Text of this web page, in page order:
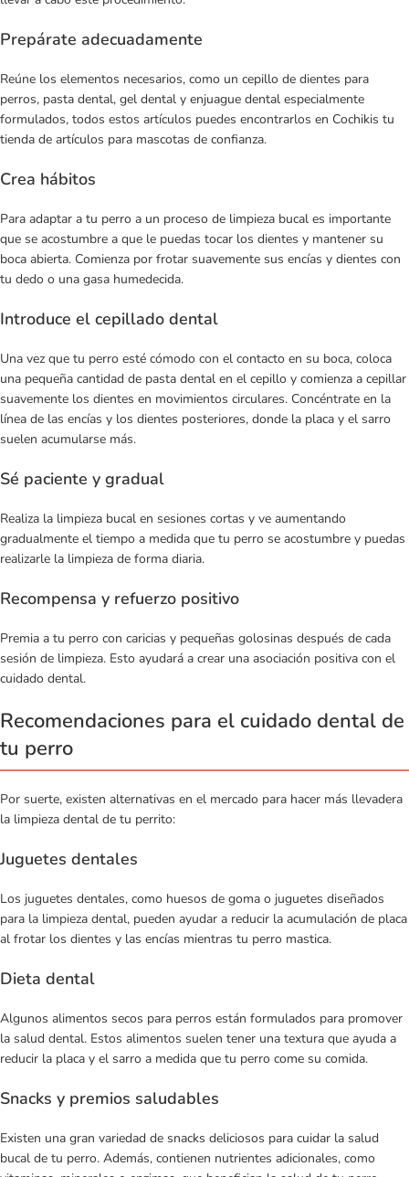
Prepárate adecuadamente
Reúne los elementos necesarios, como un cepillo de dientes para
perros, pasta dental, gel dental y enjuague dental especialmente
formulados, todos estos artículos puedes encontrarlos en Cochikis tu
tienda de artículos para mascotas de confianza.
Crea hábitos
Para adaptar a tu perro a un proceso de limpieza bucal es importante
que se acostumbre a que le puedas tocar los dientes y mantener su
boca abierta. Comienza por frotar suavemente sus encías y dientes con
tu dedo o una gasa humedecida.
Introduce el cepillado dental
Una vez que tu perro esté cómodo con el contacto en su boca, coloca
una pequeña cantidad de pasta dental en el cepillo y comienza a cepillar
suavemente los dientes en movimientos circulares. Concéntrate en la
línea de las encías y los dientes posteriores, donde la placa y el sarro
suelen acumularse más.
Sé paciente y gradual
Realiza la limpieza bucal en sesiones cortas y ve aumentando
gradualmente el tiempo a medida que tu perro se acostumbre y puedas
realizarle la limpieza de forma diaria.
Recompensa y refuerzo positivo
Premia a tu perro con caricias y pequeñas golosinas después de cada
sesión de limpieza. Esto ayudará a crear una asociación positiva con el
cuidado dental.
Recomendaciones para el cuidado dental de
tu perro
Por suerte, existen alternativas en el mercado para hacer más llevadera
la limpieza dental de tu perrito:
Juguetes dentales
Los juguetes dentales, como huesos de goma o juguetes diseñados
para la limpieza dental, pueden ayudar a reducir la acumulación de placa
al frotar los dientes y las encías mientras tu perro mastica.
Dieta dental
Algunos alimentos secos para perros están formulados para promover
la salud dental. Estos alimentos suelen tener una textura que ayuda a
reducir la placa y el sarro a medida que tu perro come su comida.
Snacks y premios saludables
Existen una gran variedad de snacks deliciosos para cuidar la salud
bucal de tu perro. Además, contienen nutrientes adicionales, como